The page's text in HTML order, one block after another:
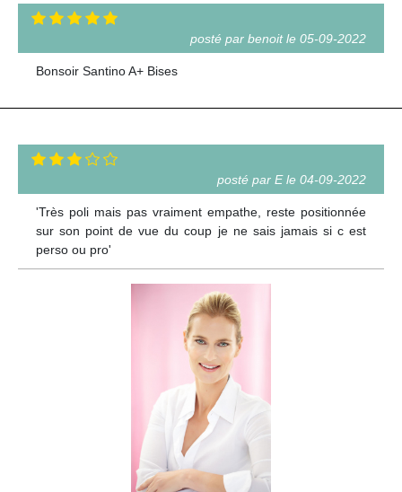
posté par benoit le 05-09-2022
Bonsoir Santino A+ Bises
posté par E le 04-09-2022
'Très poli mais pas vraiment empathe, reste positionnée
sur son point de vue du coup je ne sais jamais si c est
perso ou pro'